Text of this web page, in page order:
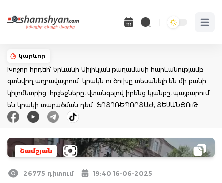
Open
կարևոր
Խոշոր հրդեհ՝ Երևանի Սիլիկյան թաղամասի հարևանությամբ
գտնվող աղբավայրում. կրակն ու ծուխը տեսանելի են մի քանի
կիլոմետրից. հրշեջները, վտանգելով իրենց կյանքը, պայքարում
են կրակի տարածման դեմ. ՖՈՏՈՌԵՊՈՐՏԱԺ, ՏԵՍԱՆՅՈւԹ
Շամշյան
26775 դիտում 19:40 16-06-2025